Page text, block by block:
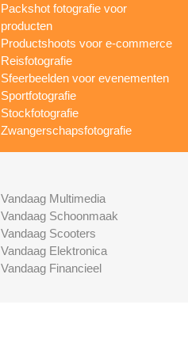
Packshot fotografie voor
producten
Productshoots voor e-commerce
Reisfotografie
Sfeerbeelden voor evenementen
Sportfotografie
Stockfotografie
Zwangerschapsfotografie
Vandaag Multimedia
Vandaag Schoonmaak
Vandaag Scooters
Vandaag Elektronica
Vandaag Financieel